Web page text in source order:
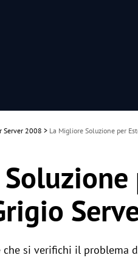
Server 2008 > La Migliore Soluzione per
che si verifichi il problema